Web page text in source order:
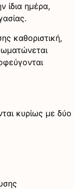
ίδια ημέρα,
καθοριστική,
κυρίως με δύο